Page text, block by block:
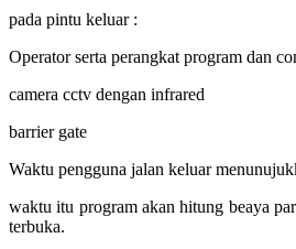
pada pintu keluar :
Operator serta perangkat program dan
camera cctv dengan infrared
barrier gate
Waktu pengguna jalan keluar
waktu itu program akan hitung beaya
terbuka.